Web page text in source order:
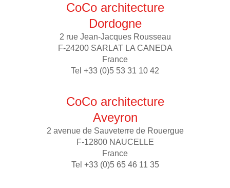
CoCo architecture
Dordogne
2 rue Jean-Jacques Rousseau
F-24200 SARLAT LA CANEDA
France
Tel +33 (0)5 53 31 10 42
CoCo architecture
Aveyron
2 avenue de Sauveterre de Rouergue
F-12800 NAUCELLE
France
Tel +33 (0)5 65 46 11 35